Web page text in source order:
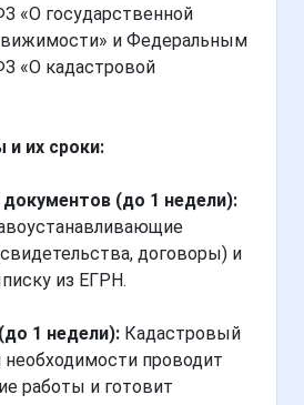
«О государственной
и Федеральным
«О кадастровой
их сроки:
(до 1 недели):
договоры) и
из ЕГРН.
1 недели): Кадастровый
проводит
работы и готовит